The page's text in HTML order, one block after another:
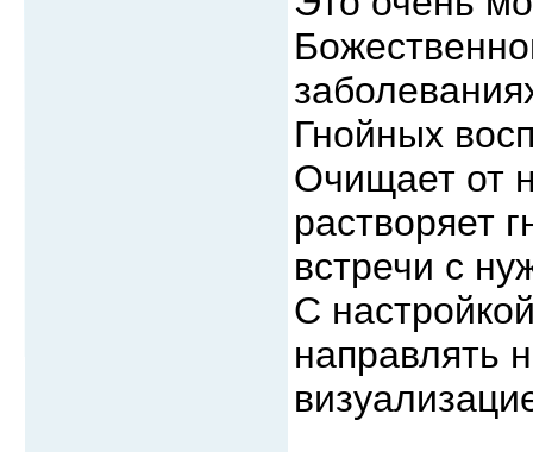
Гнойных
Очищает от
растворяет
встречи с
С
направлять